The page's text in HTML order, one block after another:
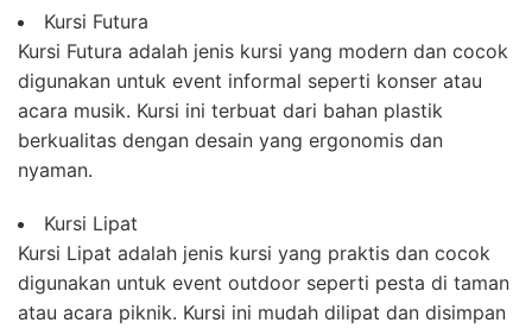
Kursi Futura
Kursi Futura adalah jenis kursi yang modern dan cocok
digunakan untuk event informal seperti konser atau
acara musik. Kursi ini terbuat dari bahan plastik
berkualitas dengan desain yang ergonomis dan
nyaman.
Kursi Lipat
Kursi Lipat adalah jenis kursi yang praktis dan cocok
digunakan untuk event outdoor seperti pesta di taman
atau acara piknik. Kursi ini mudah dilipat dan disimpan